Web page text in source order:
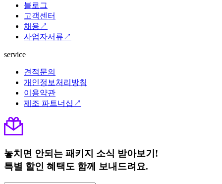
블로그
고객센터
채용↗
사업자서류↗
service
견적문의
개인정보처리방침
이용약관
제조 파트너십↗
놓치면 안되는 패키지 소식 받아보기!
특별 할인 혜택도 함께 보내드려요.